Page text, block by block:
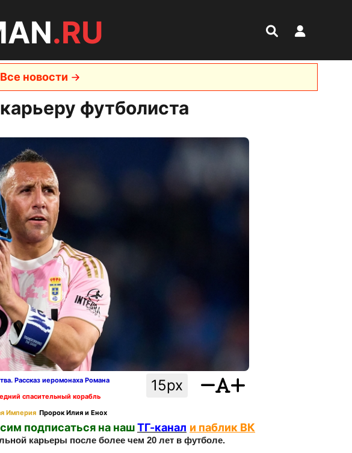
.RU
Все новости
футболиста
15px
Рассказ иеромонаха Романа
спасительный корабль
Империя Пророк Илия и Енох
подписаться на нашТГ-канал и паблик ВК
карьеры после более чем 20 лет в футболе.